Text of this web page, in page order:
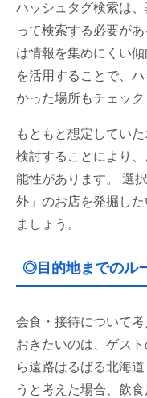
ハッシュタグ検索は
って検索する必要が
は情報を集めにくい
を活用することで、
かった場所もチェック
もともと想定してい
検討することにより
能性があります。 選
外」のお店を発掘し
ましょう。
◎目的地までのル
会食・接待について
おきたいのは、ゲス
ら遠路はるばる北海
うと考えた場合、飲